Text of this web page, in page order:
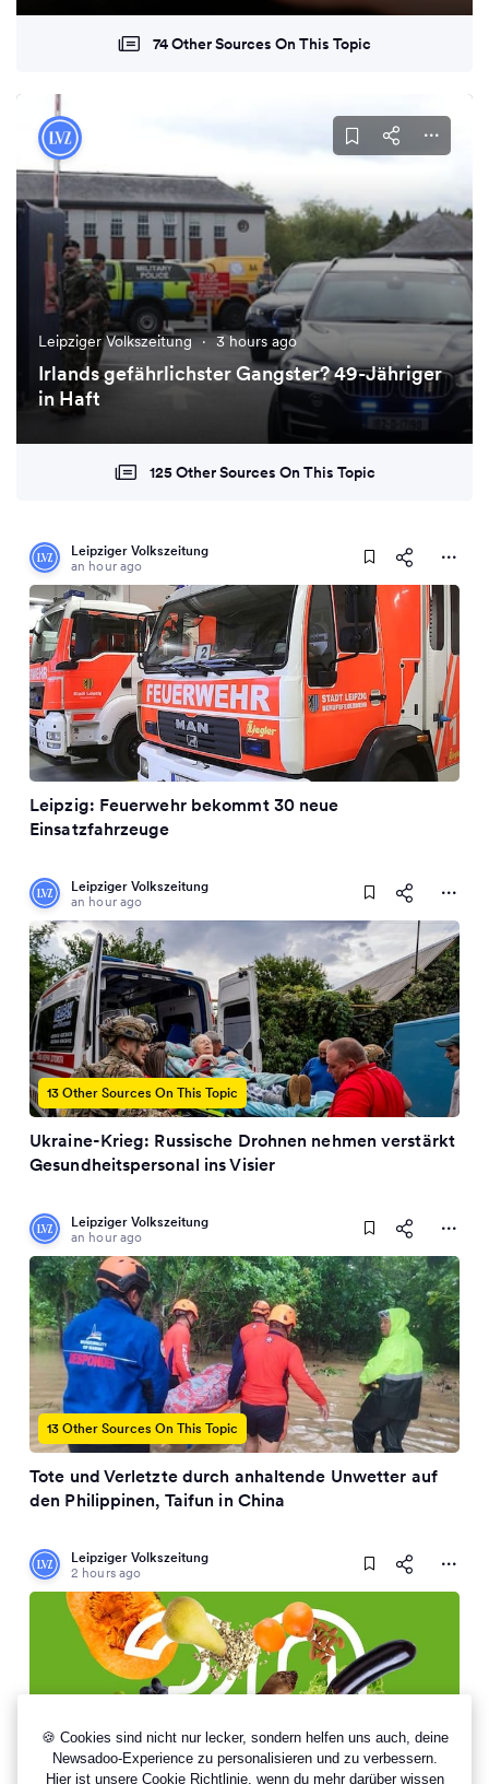
🍪 Cookies sind nicht nur lecker, sondern helfen uns auch, deine
Newsadoo-Experience zu personalisieren und zu verbessern.
Hier ist unsere Cookie Richtlinie, wenn du mehr darüber wissen
74 Other Sources On This Topic
Leipziger Volkszeitung · 3 hours ago
Irlands gefährlichster Gangster? 49-Jähriger
in Haft
125 Other Sources On This Topic
Leipziger Volkszeitung
an hour ago
Leipzig: Feuerwehr bekommt 30 neue
Einsatzfahrzeuge
Leipziger Volkszeitung
an hour ago
13 Other Sources On This Topic
Ukraine-Krieg: Russische Drohnen nehmen verstärkt
Gesundheitspersonal ins Visier
Leipziger Volkszeitung
an hour ago
13 Other Sources On This Topic
Tote und Verletzte durch anhaltende Unwetter auf
den Philippinen, Taifun in China
Leipziger Volkszeitung
2 hours ago
13 Other Sources On This Topic